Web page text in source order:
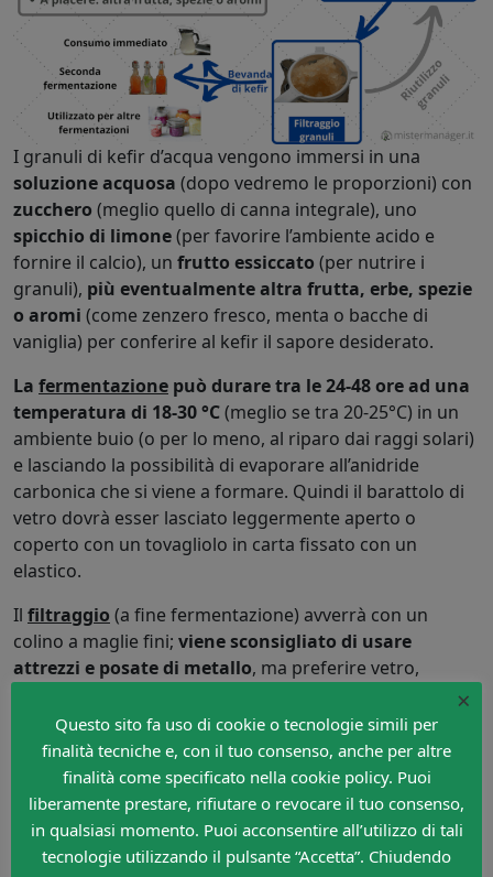
I granuli di kefir d’acqua vengono immersi in una
soluzione acquosa (dopo vedremo le proporzioni) con
zucchero (meglio quello di canna integrale), uno
spicchio di limone(per favorire l’ambiente acido e
fornire il calcio), un frutto essiccato (per nutrire i
granuli), più eventualmente altra frutta, erbe, spezie
o aromi (come zenzero fresco, menta o bacche di
vaniglia) per conferire al kefir il sapore desiderato.
La fermentazione può durare tra le 24-48 ore ad una
temperatura di 18-30 °C(meglio se tra 20-25°C) in un
ambiente buio (o per lo meno, al riparo dai raggi solari)
e lasciando la possibilità di evaporare all’anidride
carbonica che si viene a formare. Quindi il barattolo di
vetro dovrà esser lasciato leggermente aperto o
coperto con un tovagliolo in carta fissato con un
elastico.
Il filtraggio (a fine fermentazione) avverrà con un
colino a maglie fini; viene sconsigliato di usare
attrezzi e posate di metallo, ma preferire vetro,
lattico e altri acidi organici può reagire con i metalli, in
particolare modo con quelli più reattivi come l’alluminio
e il rame, causando la formazione di sali metallici.
Labevanda filtrata potrà essere poi consumata
immediatamente (o tenuta in frigo fino a 2 giorni prima
di berla), oppure utilizzata per una seconda
×
Questo sito fa uso di cookie o tecnologie simili per
finalità tecniche e, con il tuo consenso, anche per altre
finalità come specificato nella cookie policy. Puoi
liberamente prestare, rifiutare o revocare il tuo consenso,
in qualsiasi momento. Puoi acconsentire all’utilizzo di tali
tecnologie utilizzando il pulsante “Accetta”. Chiudendo